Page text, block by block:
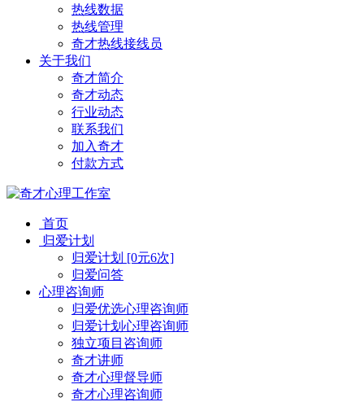
热线数据
热线管理
奇才热线接线员
关于我们
奇才简介
奇才动态
行业动态
联系我们
加入奇才
付款方式
首页
归爱计划
归爱计划 [0元6次]
归爱问答
心理咨询师
归爱优选心理咨询师
归爱计划心理咨询师
独立项目咨询师
奇才讲师
奇才心理督导师
奇才心理咨询师